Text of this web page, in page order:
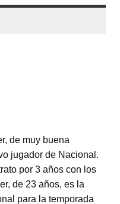
de muy buena
jugador de Nacional.
por 3 años con los
de 23 años, es la
para la temporada